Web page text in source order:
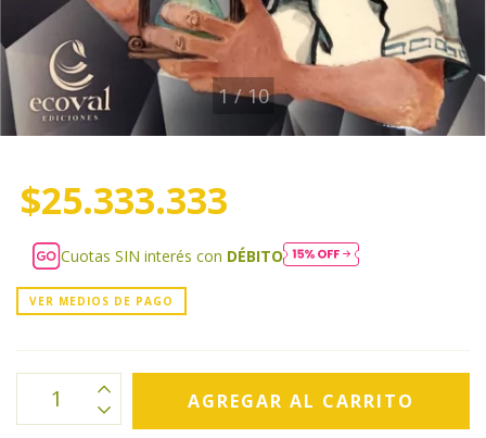
1/10
$25.333.333
Cuotas SIN interés con DÉBITO
VER MEDIOS DE PAGO